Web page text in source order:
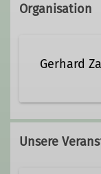
Organisation
Gerhard
Unsere